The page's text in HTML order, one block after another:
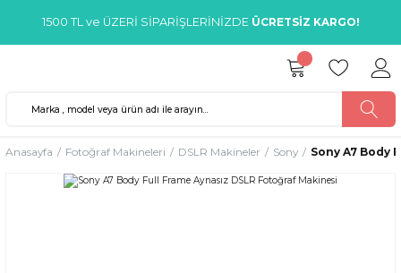
1500 TL ve ÜZERİ SİPARİŞLERİNİZDE ÜCRETSİZ KARGO!
Anasayfa Fotoğraf Makineleri DSLR Makineler Sony Sony A7 Body